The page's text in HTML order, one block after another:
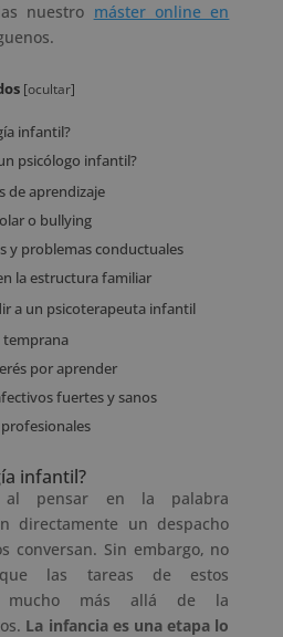
nuestro máster online en
[ocultar]
infantil?
psicólogo infantil?
de aprendizaje
o bullying
y problemas conductuales
la estructura familiar
a un psicoterapeuta infantil
temprana
por aprender
fuertes y sanos
infantil?
al pensar en la palabra
directamente un despacho
conversan. Sin embargo, no
las tareas de estos
mucho más allá de la
La infancia es una etapa lo